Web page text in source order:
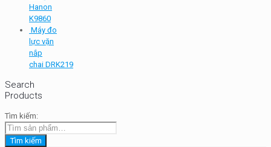
Hanon
K9860
Máy đo
lực vặn
nắp
chai DRK219
Search
Products
Tìm kiếm:
Tìm kiếm